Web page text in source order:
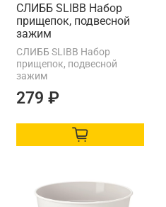
СЛИББ SLIBB Набор
прищепок, подвесной
зажим
СЛИББ SLIBB Набор
прищепок, подвесной
зажим
279 ₽